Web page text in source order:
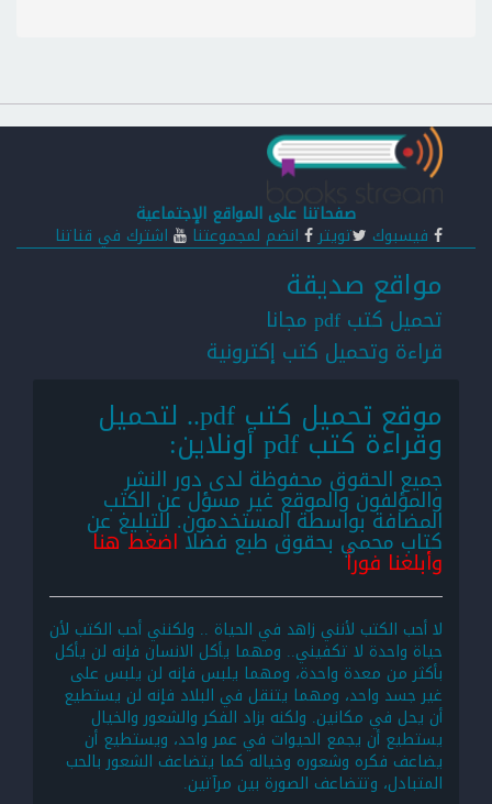
صفحاتنا على المواقع الإجتماعية
فيسبوك تويتر انضم لمجموعتنا اشترك في قناتنا
مواقع صديقة
تحميل كتب pdf مجانا
قراءة وتحميل كتب إكترونية
موقع تحميل كتب pdf.. لتحميل
وقراءة كتب pdf أونلاين:
جميع الحقوق محفوظة لدى دور النشر
والمؤلفون والموقع غير مسؤل عن الكتب
المضافة بواسطة المستخدمون. للتبليغ عن
كتاب محمي بحقوق طبع فضلااضغط هنا
وأبلغنا فوراً
لا أحب الكتب لأنني زاهد في الحياة .. ولكنني أحب الكتب لأن
حياة واحدة لا تكفيني.. ومهما يأكل الانسان فإنه لن يأكل
بأكثر من معدة واحدة، ومهما يلبس فإنه لن يلبس على
غير جسد واحد، ومهما يتنقل في البلاد فإنه لن يستطيع
أن يحل في مكانين. ولكنه بزاد الفكر والشعور والخيال
يستطيع أن يجمع الحيوات في عمر واحد، ويستطيع أن
يضاعف فكره وشعوره وخياله كما يتضاعف الشعور بالحب
المتبادل، وتتضاعف الصورة بين مرآتين.